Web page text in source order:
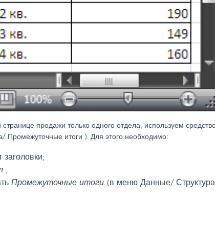
продажи только одного отдела, используем
Промежуточные итоги ). Для этого необходимо:
;
Промежуточные итоги (в меню Данные/ Структура